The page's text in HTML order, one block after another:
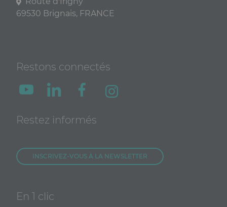
69530 Brignais, FRANCE
Restons connectés
Restez informés
INSCRIVEZ-VOUS À LA NEWSLETTER
En 1 clic